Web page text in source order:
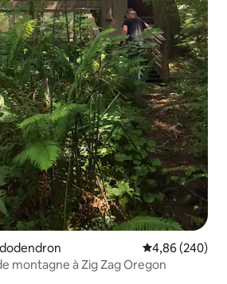
Évaluation
4,86 (240)
montagne à Zig Zag Oregon